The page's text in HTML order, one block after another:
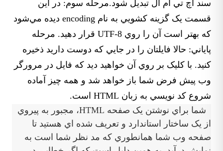
سند اچ تي ام ال تبديل شود.مرحله سوم:‌ در اين
قسمت يک گزينه کشويي به نام encoding ديده مي‌شود
که بهتر است آن را روي UTF-8 قرار دهيد. مرحله
پاياني: حالا فايلتان را در جايي که دوست داريد ذخيره
کنيد. با کليک بر روي آن خواهيد ديد که فايل در مرورگر
وب پيش فرض شما باز خواهد شد و همه چيز آماده
شروع کد نويسي به زبان HTML است.
شما براي نوشتن يک صفحه HTML، مجبور به پيروي
از يک ساختار استاندارد و تعريف شده اي هستيد تا
صفحه وب شما همانطوري که مد نظر شما است به